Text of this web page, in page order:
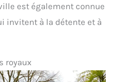
est également connue
invitent à la détente et à
royaux